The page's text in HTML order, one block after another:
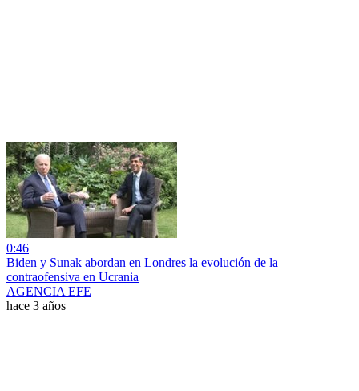
0:46
Biden y Sunak abordan en Londres la evolución de la
contraofensiva en Ucrania
AGENCIA EFE
hace 3 años